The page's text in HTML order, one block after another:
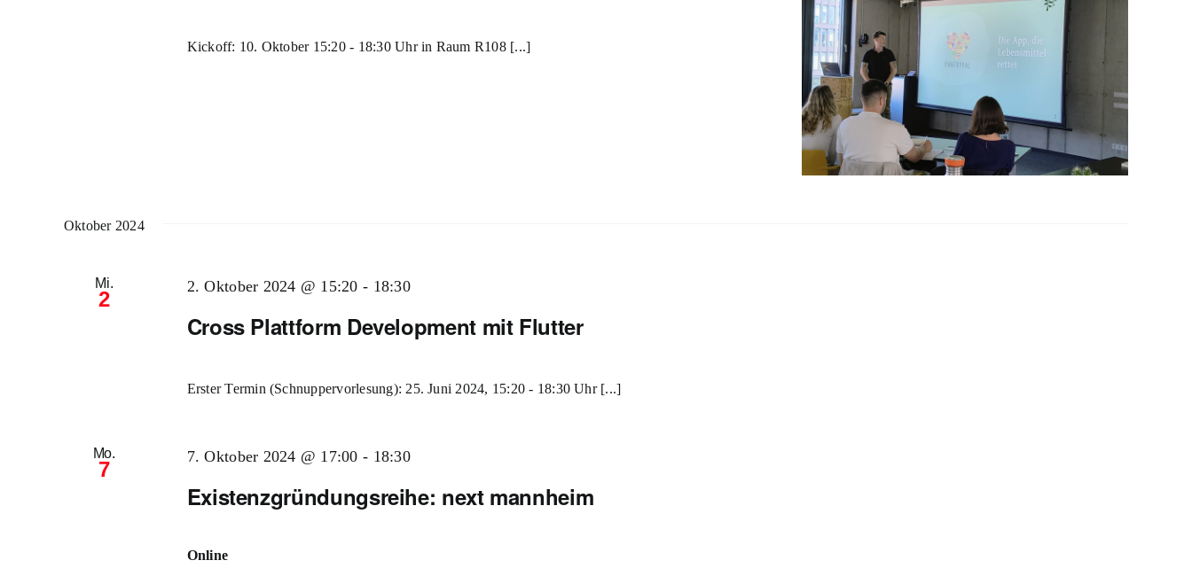
Kickoff: 10. Oktober 15:20 - 18:30 Uhr in Raum R108 [...]
Oktober 2024
Mi.
2
Cross Plattform Development mit Flutter
2. Oktober 2024 @ 15:20 - 18:30
Erster Termin (Schnuppervorlesung): 25. Juni 2024, 15:20 - 18:30 Uhr [...]
Mo.
7
Existenzgründungsreihe: next mannheim
7. Oktober 2024 @ 17:00 - 18:30
Online